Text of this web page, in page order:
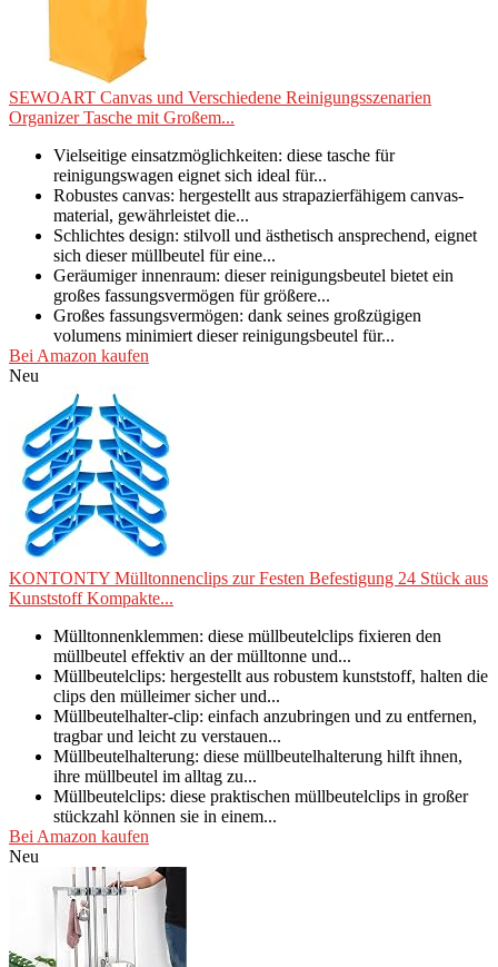
SEWOART Canvas und Verschiedene Reinigungsszenarien
Organizer Tasche mit Großem...
Vielseitige einsatzmöglichkeiten: diese tasche für
reinigungswagen eignet sich ideal für...
Robustes canvas: hergestellt aus strapazierfähigem canvas-
material, gewährleistet die...
Schlichtes design: stilvoll und ästhetisch ansprechend, eignet
sich dieser müllbeutel für eine...
Geräumiger innenraum: dieser reinigungsbeutel bietet ein
großes fassungsvermögen für größere...
Großes fassungsvermögen: dank seines großzügigen
volumens minimiert dieser reinigungsbeutel für...
Bei Amazon kaufen
Neu
KONTONTY Mülltonnenclips zur Festen Befestigung 24 Stück aus
Kunststoff Kompakte...
Mülltonnenklemmen: diese müllbeutelclips fixieren den
müllbeutel effektiv an der mülltonne und...
Müllbeutelclips: hergestellt aus robustem kunststoff, halten die
clips den mülleimer sicher und...
Müllbeutelhalter-clip: einfach anzubringen und zu entfernen,
tragbar und leicht zu verstauen...
Müllbeutelhalterung: diese müllbeutelhalterung hilft ihnen,
ihre müllbeutel im alltag zu...
Müllbeutelclips: diese praktischen müllbeutelclips in großer
stückzahl können sie in einem...
Bei Amazon kaufen
Neu